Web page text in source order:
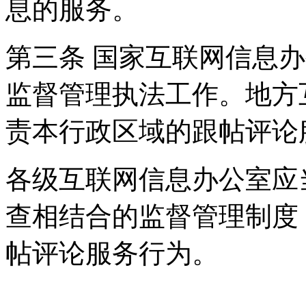
息的服务。
第三条 国家互联网信息
监督管理执法工作。地
责本行政区域的跟帖评
各级互联网信息办公室
查相结合的监督管理制
帖评论服务行为。